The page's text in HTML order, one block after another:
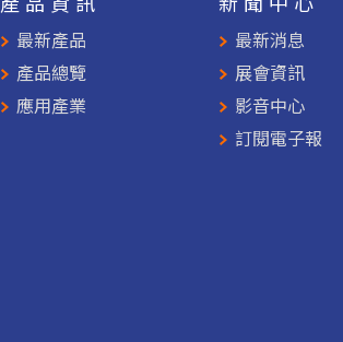
最新產品
產品總覽
應用產業
最新消息
展會資訊
影音中心
訂閱電子報